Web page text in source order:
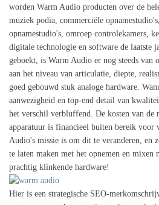
worden Warm Audio producten over de
muziek podia, commerciële
opnamestudio's, omroep controlekamers,
digitale technologie en software de laatste
geboekt, is Warm Audio er nog steeds van
aan het niveau van articulatie, diepte,
goed gebouwd stuk analoge hardware.
aanwezigheid en top-end detail van
het verschil verbluffend. De kosten van de
apparatuur is financieel buiten bereik voor
Audio's missie is om dit te veranderen, en
te laten maken met het opnemen en mixen
prachtig klinkende hardware!
Hier is een strategische SEO-